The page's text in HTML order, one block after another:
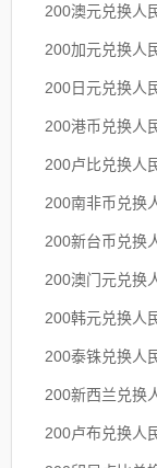
200澳元兑换人
200加元兑换人
200日元兑换人
200港币兑换人
200卢比兑换人
200南非币兑换
200新台币兑换
200澳门元兑换
200韩元兑换人
200泰铢兑换人
200新西兰兑换
200卢布兑换人